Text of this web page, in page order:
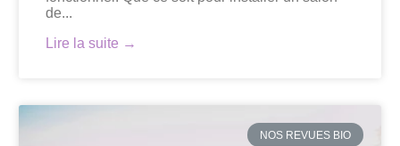
de...
Lire la suite →
NOS REVUES BIO